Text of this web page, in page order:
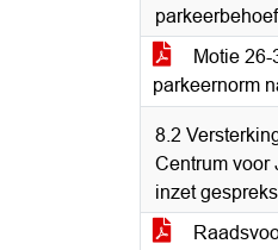
Motie
parkeernorm
8.2
Centrum voor
inzet